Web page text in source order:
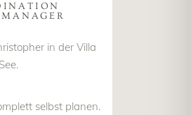
selbst planen.